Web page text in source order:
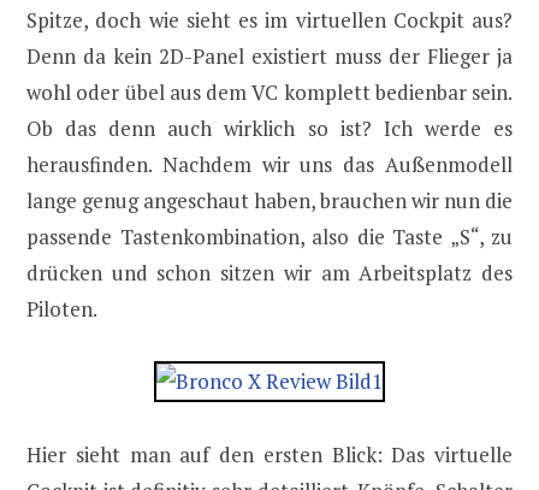
Spitze, doch wie sieht es im virtuellen Cockpit aus?
Denn da kein 2D-Panel existiert muss der Flieger ja
wohl oder übel aus dem VC komplett bedienbar sein.
Ob das denn auch wirklich so ist? Ich werde es
herausfinden. Nachdem wir uns das Außenmodell
lange genug angeschaut haben, brauchen wir nun die
passende Tastenkombination, also die Taste „S“, zu
drücken und schon sitzen wir am Arbeitsplatz des
Piloten.
Hier sieht man auf den ersten Blick: Das virtuelle